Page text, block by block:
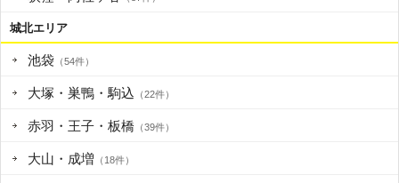
城北エリア
池袋 （54件）
大塚・巣鴨・駒込 （22件）
赤羽・王子・板橋 （39件）
大山・成増 （18件）